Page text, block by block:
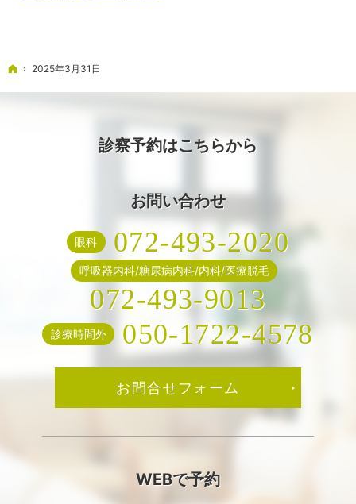
ホーム
2025年3月31日
診察予約はこちらから
お問い合わせ
眼科 072-493-2020
呼吸器内科/糖尿病内科/内科/医療脱毛
072-493-9013
診療時間外 050-1722-4578
お問合せフォーム
WEBで予約